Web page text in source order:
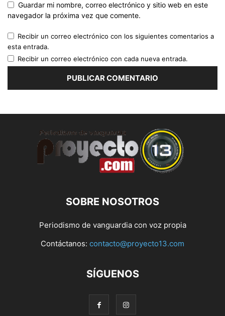
Guardar mi nombre, correo electrónico y sitio web en este
navegador la próxima vez que comente.
Recibir un correo electrónico con los siguientes comentarios a
esta entrada.
Recibir un correo electrónico con cada nueva entrada.
SOBRE NOSOTROS
Periodismo de vanguardia con voz propia
Contáctanos: contacto@proyecto13.com
SÍGUENOS